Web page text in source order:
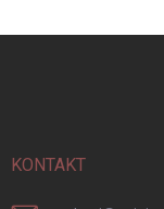
KONTAKT